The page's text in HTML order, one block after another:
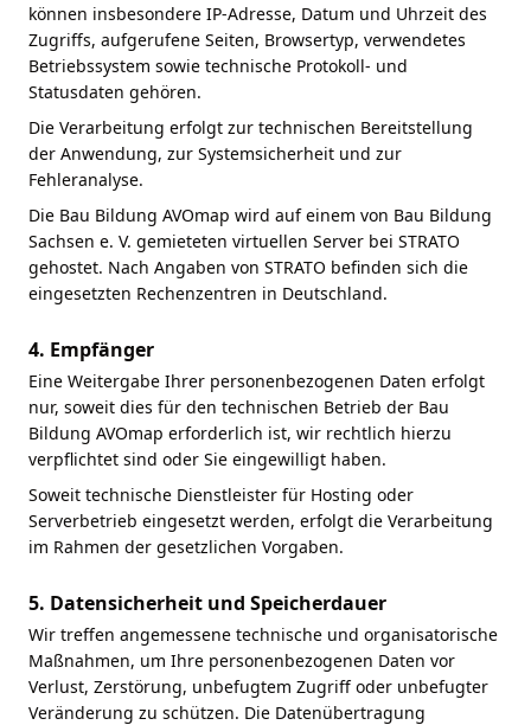
können insbesondere IP-Adresse, Datum und Uhrzeit des
Zugriffs, aufgerufene Seiten, Browsertyp, verwendetes
Betriebssystem sowie technische Protokoll- und
Statusdaten gehören.
Die Verarbeitung erfolgt zur technischen Bereitstellung
der Anwendung, zur Systemsicherheit und zur
Fehleranalyse.
Die Bau Bildung AVOmap wird auf einem von Bau Bildung
Sachsen e. V. gemieteten virtuellen Server bei STRATO
gehostet. Nach Angaben von STRATO befinden sich die
eingesetzten Rechenzentren in Deutschland.
4. Empfänger
Eine Weitergabe Ihrer personenbezogenen Daten erfolgt
nur, soweit dies für den technischen Betrieb der Bau
Bildung AVOmap erforderlich ist, wir rechtlich hierzu
verpflichtet sind oder Sie eingewilligt haben.
Soweit technische Dienstleister für Hosting oder
Serverbetrieb eingesetzt werden, erfolgt die Verarbeitung
im Rahmen der gesetzlichen Vorgaben.
5. Datensicherheit und Speicherdauer
Wir treffen angemessene technische und organisatorische
Maßnahmen, um Ihre personenbezogenen Daten vor
Verlust, Zerstörung, unbefugtem Zugriff oder unbefugter
Veränderung zu schützen. Die Datenübertragung